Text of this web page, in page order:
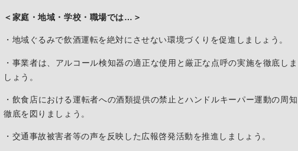
＜家庭・地域・学校・職場では…＞
・地域ぐるみで飲酒運転を絶対にさせない環境づくりを促進しましょう。
・事業者は、アルコール検知器の適正な使用と厳正な点呼の実施を徹底しま
しょう。
・飲食店における運転者への酒類提供の禁止とハンドルキーパー運動の周知
徹底を図りましょう。
・交通事故被害者等の声を反映した広報啓発活動を推進しましょう。